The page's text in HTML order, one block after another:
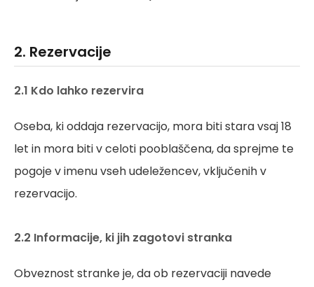
2. Rezervacije
2.1 Kdo lahko rezervira
Oseba, ki oddaja rezervacijo, mora biti stara vsaj 18
let in mora biti v celoti pooblaščena, da sprejme te
pogoje v imenu vseh udeležencev, vključenih v
rezervacijo.
2.2 Informacije, ki jih zagotovi stranka
Obveznost stranke je, da ob rezervaciji navede